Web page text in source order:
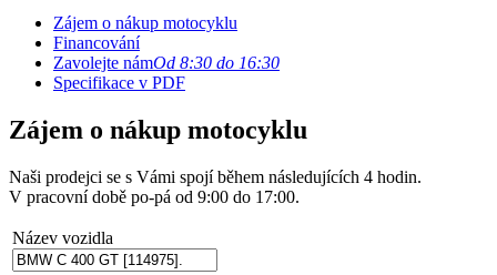
Zájem o nákup motocyklu
Financování
Zavolejte námOd 8:30 do 16:30
Specifikace v PDF
Zájem o nákup motocyklu
Naši prodejci se s Vámi spojí během následujících 4 hodin.
V pracovní době po-pá od 9:00 do 17:00.
Název vozidla